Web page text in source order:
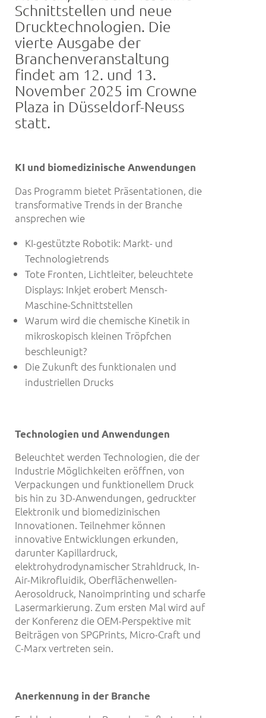
Schnittstellen und neue
Drucktechnologien. Die
vierte Ausgabe der
Branchenveranstaltung
findet am 12. und 13.
November 2025 im Crowne
Plaza in Düsseldorf-Neuss
statt.
KI und biomedizinische Anwendungen
Das Programm bietet Präsentationen, die
transformative Trends in der Branche
ansprechen wie
KI-gestützte Robotik: Markt- und
Technologietrends
Tote Fronten, Lichtleiter, beleuchtete
Displays: Inkjet erobert Mensch-
Maschine-Schnittstellen
Warum wird die chemische Kinetik in
mikroskopisch kleinen Tröpfchen
beschleunigt?
Die Zukunft des funktionalen und
industriellen Drucks
Technologien und Anwendungen
Beleuchtet werden Technologien, die der
Industrie Möglichkeiten eröffnen, von
Verpackungen und funktionellem Druck
bis hin zu 3D-Anwendungen, gedruckter
Elektronik und biomedizinischen
Innovationen. Teilnehmer können
innovative Entwicklungen erkunden,
darunter Kapillardruck,
elektrohydrodynamischer Strahldruck, In-
Air-Mikrofluidik, Oberflächenwellen-
Aerosoldruck, Nanoimprinting und scharfe
Lasermarkierung. Zum ersten Mal wird auf
der Konferenz die OEM-Perspektive mit
Beiträgen von SPGPrints, Micro-Craft und
C-Marx vertreten sein.
Anerkennung in der Branche